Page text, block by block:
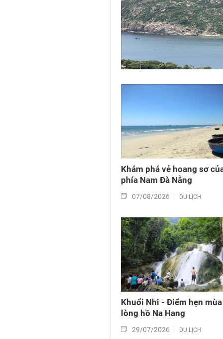
Khám phá vẻ hoang sơ
phía Nam Đà Nẵng
07/08/2026 DU LỊCH
Khuổi Nhi - Điểm hẹn
lòng hồ Na Hang
29/07/2026 DU LỊCH